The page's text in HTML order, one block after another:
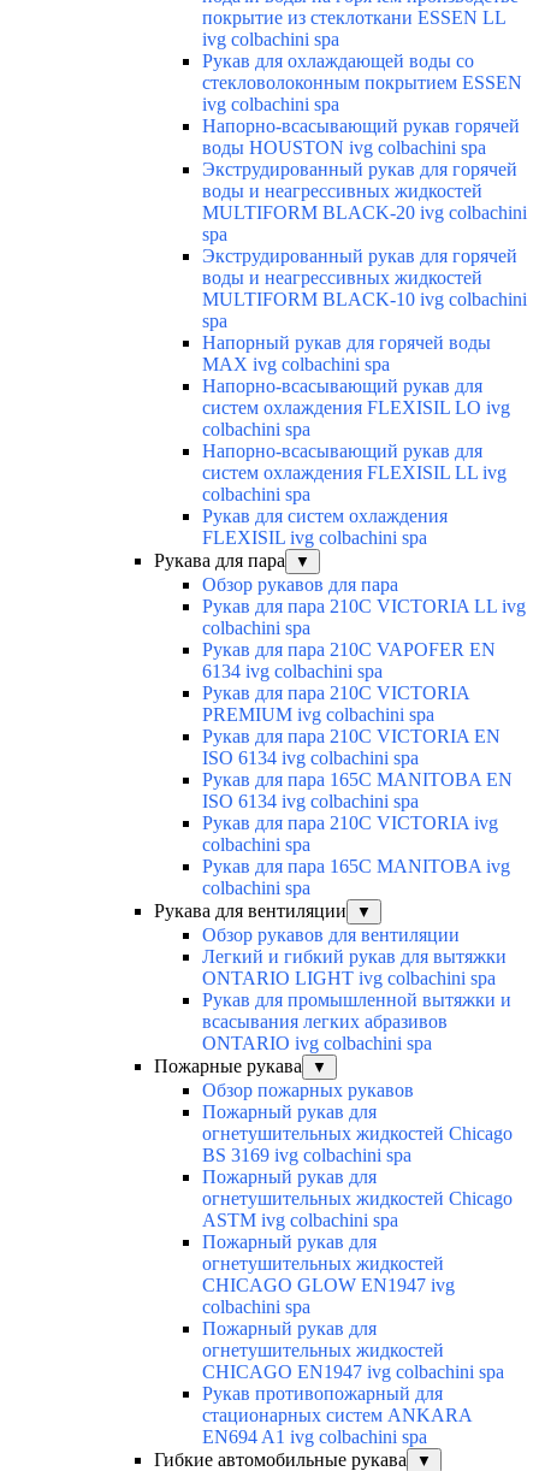
покрытие из стеклоткани ESSEN LL
ivg colbachini spa
Рукав для охлаждающей воды со
стекловолоконным покрытием ESSEN
ivg colbachini spa
Напорно-всасывающий рукав горячей
воды HOUSTON ivg colbachini spa
Экструдированный рукав для горячей
воды и неагрессивных жидкостей
MULTIFORM BLACK-20 ivg colbachini
spa
Экструдированный рукав для горячей
воды и неагрессивных жидкостей
MULTIFORM BLACK-10 ivg colbachini
spa
Напорный рукав для горячей воды
MAX ivg colbachini spa
Напорно-всасывающий рукав для
систем охлаждения FLEXISIL LO ivg
colbachini spa
Напорно-всасывающий рукав для
систем охлаждения FLEXISIL LL ivg
colbachini spa
Рукав для систем охлаждения
FLEXISIL ivg colbachini spa
Рукава для пара
▼
Обзор рукавов для пара
Рукав для пара 210C VICTORIA LL ivg
colbachini spa
Рукав для пара 210C VAPOFER EN
6134 ivg colbachini spa
Рукав для пара 210C VICTORIA
PREMIUM ivg colbachini spa
Рукав для пара 210C VICTORIA EN
ISO 6134 ivg colbachini spa
Рукав для пара 165C MANITOBA EN
ISO 6134 ivg colbachini spa
Рукав для пара 210C VICTORIA ivg
colbachini spa
Рукав для пара 165C MANITOBA ivg
colbachini spa
Рукава для вентиляции
▼
Обзор рукавов для вентиляции
Легкий и гибкий рукав для вытяжки
ONTARIO LIGHT ivg colbachini spa
Рукав для промышленной вытяжки и
всасывания легких абразивов
ONTARIO ivg colbachini spa
Пожарные рукава
▼
Обзор пожарных рукавов
Пожарный рукав для
огнетушительных жидкостей Chicago
BS 3169 ivg colbachini spa
Пожарный рукав для
огнетушительных жидкостей Chicago
ASTM ivg colbachini spa
Пожарный рукав для
огнетушительных жидкостей
CHICAGO GLOW EN1947 ivg
colbachini spa
Пожарный рукав для
огнетушительных жидкостей
CHICAGO EN1947 ivg colbachini spa
Рукав противопожарный для
стационарных систем ANKARA
EN694 A1 ivg colbachini spa
Гибкие автомобильные рукава
▼